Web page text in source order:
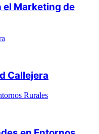
el Marketing de
Callejera